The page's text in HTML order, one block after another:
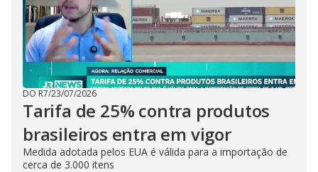
DO R7/23/07/2026
Tarifa de 25% contra produtos
brasileiros entra em vigor
Medida adotada pelos EUA é válida para a importação de
cerca de 3.000 itens